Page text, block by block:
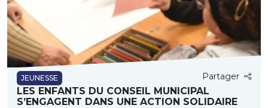
JEUNESSE Partager
LES ENFANTS DU CONSEIL MUNICIPAL
S’ENGAGENT DANS UNE ACTION SOLIDAIRE